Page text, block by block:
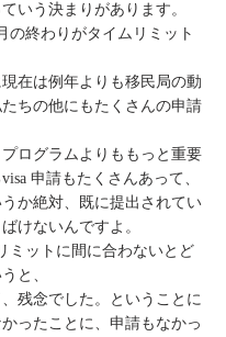
いう決まりがあります。
の終わりがタイムリミット
在は例年よりも移民局の動
ちの他にもたくさんの申請
ログラムよりももっと重要
申請もたくさんあって、
か絶対、既に提出されてい
けないんですよ。
ミットに間に合わないとど
と、
残念でした。ということに
ったことに、申請もなかっ